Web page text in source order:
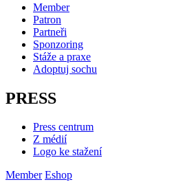
Member
Patron
Partneři
Sponzoring
Stáže a praxe
Adoptuj sochu
PRESS
Press centrum
Z médií
Logo ke stažení
Member Eshop